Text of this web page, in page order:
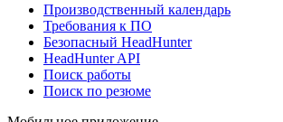
Производственный календарь
Требования к ПО
Безопасный HeadHunter
HeadHunter API
Поиск работы
Поиск по резюме